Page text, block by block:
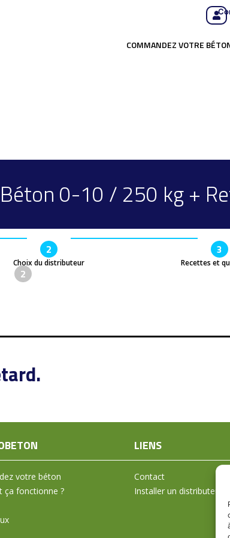
COMMANDEZ VOTRE
Béton 0-10 / 250 kg +
2
Choix du distributeur
3
Recettes et
2
votre béton
ça fonctionne ?
LIENS
Contact
Installer un distributeur